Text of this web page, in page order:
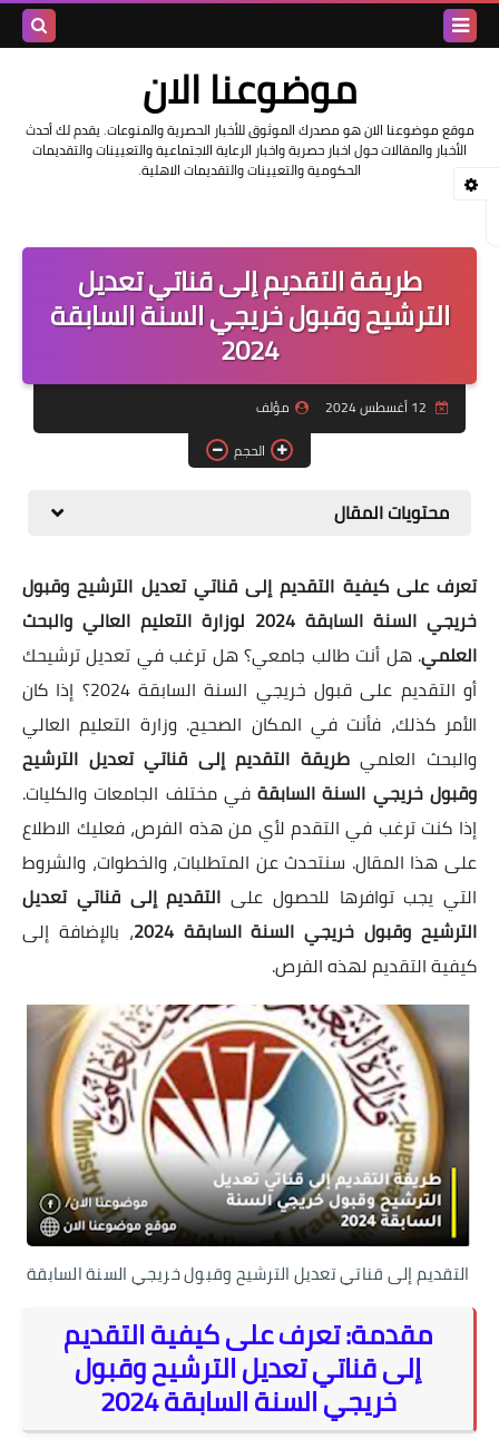
موضوعنا الان
موقع موضوعنا الان هو مصدرك الموثوق للأخبار الحصرية والمنوعات. يقدم لك أحدث
الأخبار والمقالات حول اخبار حصرية واخبار الرعاية الاجتماعية والتعيينات والتقديمات
الحكومية والتعيينات والتقديمات الاهلية.
طريقة التقديم إلى قناتي تعديل
الترشيح وقبول خريجي السنة السابقة
2024
مؤلف
الحجم
محتويات المقال
تعرف على كيفية التقديم إلى قناتي تعديل الترشيح وقبول
خريجي السنة السابقة 2024 لوزارة التعليم العالي والبحث
العلمي. هل أنت طالب جامعي؟ هل ترغب في تعديل ترشيحك
أو التقديم على قبول خريجي السنة السابقة 2024؟ إذا كان
الأمر كذلك، فأنت في المكان الصحيح. وزارة التعليم العالي
والبحث العلمي طريقة التقديم إلى قناتي تعديل الترشيح
وقبول خريجي السنة السابقةفي مختلف الجامعات والكليات.
إذا كنت ترغب في التقدم لأي من هذه الفرص، فعليك الاطلاع
على هذا المقال. سنتحدث عن المتطلبات، والخطوات، والشروط
التي يجب توافرها للحصول على التقديم إلى قناتي تعديل
الترشيح وقبول خريجي السنة السابقة 2024
، بالإضافة إلى
كيفية التقديم لهذه الفرص.
التقديم إلى قناتي تعديل الترشيح وقبول خريجي السنة السابقة
مقدمة: تعرف على كيفية التقديم
إلى قناتي تعديل الترشيح وقبول
خريجي السنة السابقة 2024